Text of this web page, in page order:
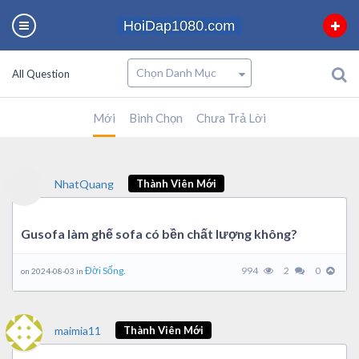
All Question
Mới Bình Chọn Chưa Trả Lời
NhatQuang Thành Viên Mới
Gusofa làm ghế sofa có bền chất lượng không?
on 2024-08-03 in Đời Sống. 994 2 0
maimia11 Thành Viên Mới